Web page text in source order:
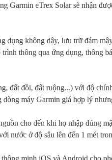
Garmin eTrex Solar sẽ nhận
dụng không dây, lưu trữ đám
thông qua ứng dụng, thông
đất đồi, đất ruộng...) với độ
máy Garmin giá hợp lý
cho đến khi họ nhập đúng
nước ở độ sâu lên đến 1 mét
minh iOS và Android cho